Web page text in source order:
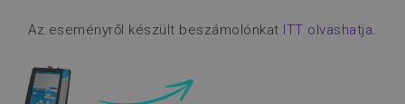
Az eseményről készült beszámolónkat ITT olvashatja
Az elengedhetetlenül szükséges sütik
bejelentkezést és a fiókkezelést. A
weboldal nem használható megfelelően